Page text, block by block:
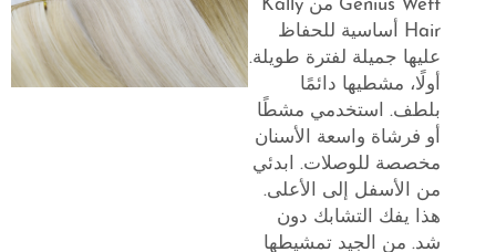
Genius Weft من Kally
Hair أساسية للحفاظ
عليها جميلة لفترة طويلة.
أولًا، مشطيها دائمًا
بلطف. استخدمي مشطًا
أو فرشاة واسعة الأسنان
مخصصة للوصلات. ابدئي
من الأسفل إلى الأعلى.
هذا يفك التشابك دون
شد. من الجيد تمشيطها